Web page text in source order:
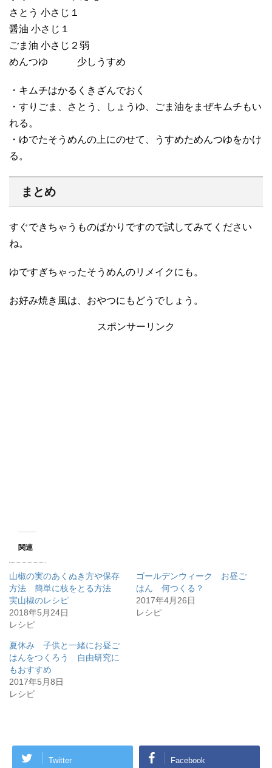
さとう 小さじ１
醤油 小さじ１
ごま油 小さじ２弱
めんつゆ 少しうすめ
・キムチはかるくきざんでおく
・すりごま、さとう、しょうゆ、ごま油をまぜキムチもい
れる。
・ゆでたそうめんの上にのせて、うすめためんつゆをかけ
る。
まとめ
すぐできちゃうものばかりですので試してみてください
ね。
ゆですぎちゃったそうめんのリメイクにも。
お好み焼き風は、おやつにもどうでしょう。
スポンサーリンク
関連
山椒の実のあくぬき方や保存
方法 簡単に枝をとる方法
実山椒のレシピ
2018年5月24日
レシピ
ゴールデンウィーク お昼ご
はん 何つくる？
2017年4月26日
レシピ
夏休み 子供と一緒にお昼ご
はんをつくろう 自由研究に
もおすすめ
2017年5月8日
レシピ
Twitter Facebook